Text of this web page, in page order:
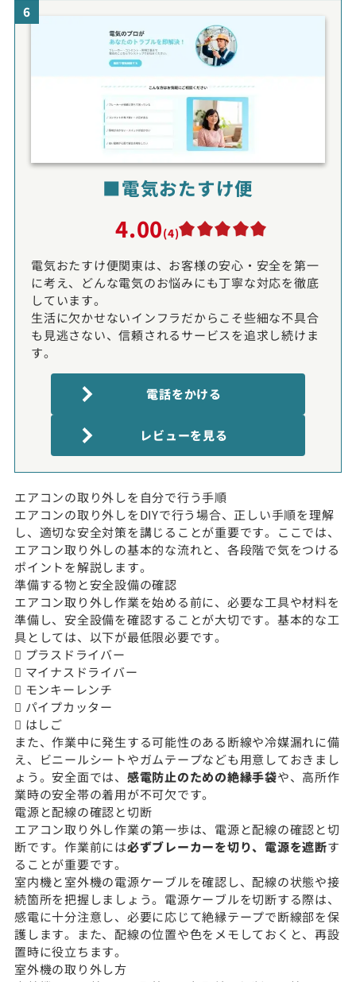
6
■電気おたすけ便
4.00(4)
電気おたすけ便関東は、お客様の安心・安全を第一
に考え、どんな電気のお悩みにも丁寧な対応を徹底
しています。
生活に欠かせないインフラだからこそ些細な不具合
も見逃さない、信頼されるサービスを追求し続けま
す。
電話をかける
レビューを見る
エアコンの取り外しを自分で行う手順
エアコンの取り外しをDIYで行う場合、正しい手順を理解
し、適切な安全対策を講じることが重要です。ここでは、
エアコン取り外しの基本的な流れと、各段階で気をつける
ポイントを解説します。
準備する物と安全設備の確認
エアコン取り外し作業を始める前に、必要な工具や材料を
準備し、安全設備を確認することが大切です。基本的な工
具としては、以下が最低限必要です。
 プラスドライバー
 マイナスドライバー
 モンキーレンチ
 パイプカッター
 はしご
また、作業中に発生する可能性のある断線や冷媒漏れに備
え、ビニールシートやガムテープなども用意しておきまし
ょう。安全面では、 感電防止のための絶縁手袋や、高所作
業時の安全帯の着用が不可欠です。
電源と配線の確認と切断
エアコン取り外し作業の第一歩は、電源と配線の確認と切
断です。作業前には必ずブレーカーを切り、電源を遮断す
ることが重要です。
室内機と室外機の電源ケーブルを確認し、配線の状態や接
続箇所を把握しましょう。電源ケーブルを切断する際は、
感電に十分注意し、必要に応じて絶縁テープで断線部を保
護します。また、配線の位置や色をメモしておくと、再設
置時に役立ちます。
室外機の取り外し方